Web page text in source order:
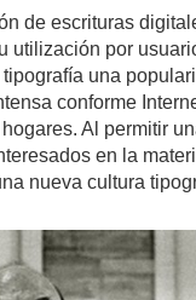
de escrituras
utilización por
una
conforme
Al permitir
en la
nueva cultura